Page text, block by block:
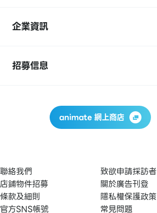
企業資訊
招募信息
animate 網上商店
聯絡我們
致欲申請採訪者
店鋪物件招募
關於廣告刊登
條款及細則
隱私權保護政策
官方SNS帳號
常見問題